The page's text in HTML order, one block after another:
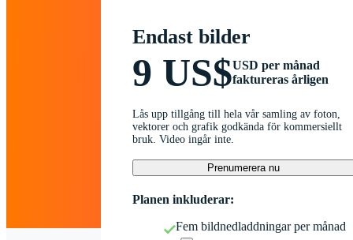
Endast bilder
9 US$USD per månad
faktureras årligen
Lås upp tillgång till hela vår samling av foton,
vektorer och grafik godkända för kommersiellt
bruk. Video ingår inte.
Prenumerera nu
Planen inkluderar:
Fem bildnedladdningar per månad